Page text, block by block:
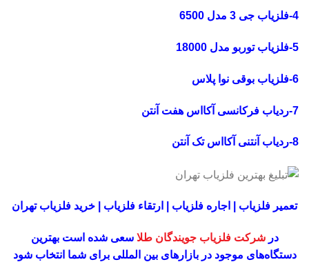
4-فلزیاب جی 3 مدل 6500
5-فلزیاب توربو مدل 18000
6-فلزیاب بوقی نوا پلاس
7-ردیاب فرکانسی آکااس هفت آنتن
8-ردیاب آنتنی آکااس تک آنتن
تعمیر فلزیاب | اجاره فلزیاب | ارتقاء فلزیاب | خرید فلزیاب تهران
درشرکت فلزیاب جویندگان طلا سعی شده است بهترین
دستگاه‌های موجود دربازار‌های بین المللی برای شما انتخاب شود